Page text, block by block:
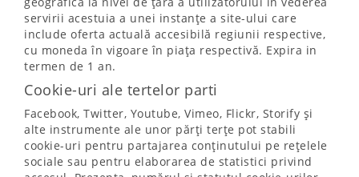
servirii acestuia a unei instanțe a site-ului care
include oferta actuală accesibilă regiunii respective,
cu moneda în vigoare în piața respectivă. Expira in
termen de 1 an.
Cookie-uri ale tertelor parti
Facebook, Twitter, Youtube, Vimeo, Flickr, Storify și
alte instrumente ale unor părți terțe pot stabili
cookie-uri pentru partajarea conținutului pe rețelele
sociale sau pentru elaborarea de statistici privind